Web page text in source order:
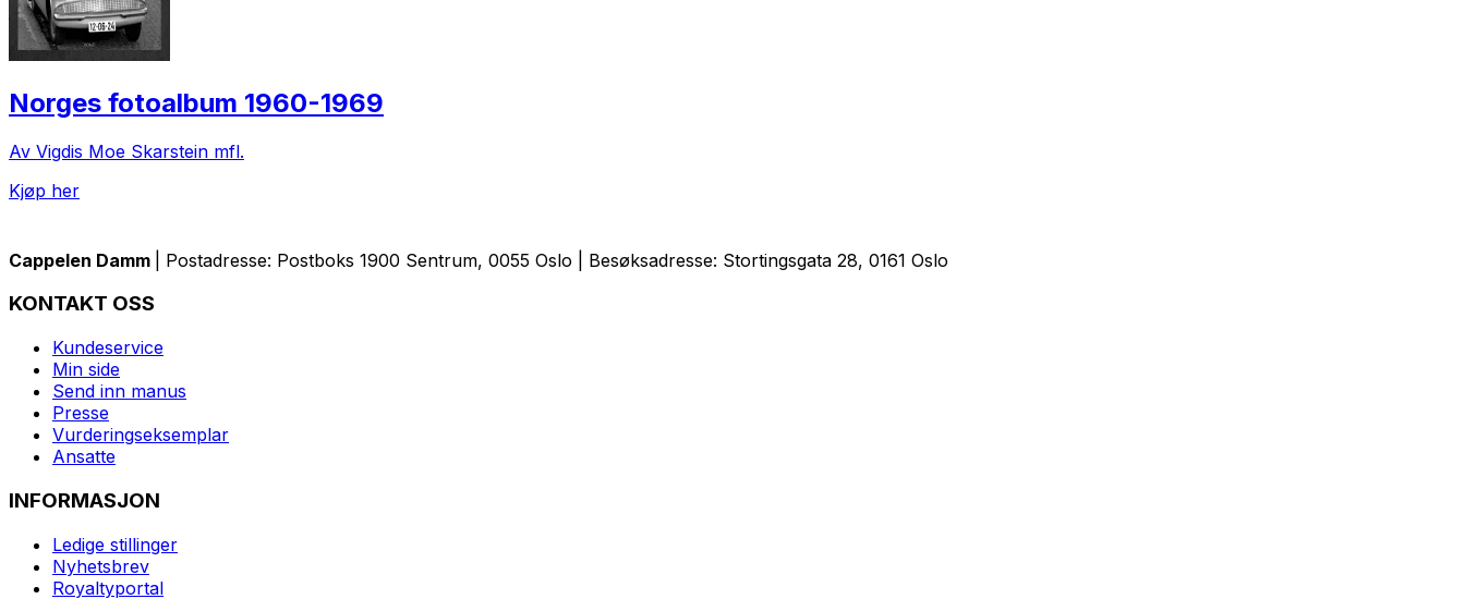
Norges fotoalbum 1960-1969
Av Vigdis Moe Skarstein mfl.
Kjøp her
Cappelen Damm | Postadresse: Postboks 1900 Sentrum, 0055 Oslo | Besøksadresse: Stortingsgata 28, 0161 Oslo
KONTAKT OSS
Kundeservice
Min side
Send inn manus
Presse
Vurderingseksemplar
Ansatte
INFORMASJON
Ledige stillinger
Nyhetsbrev
Royaltyportal